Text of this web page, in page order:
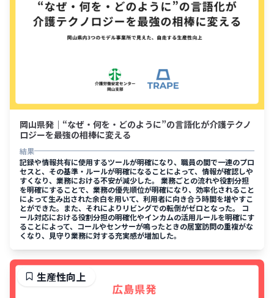
岡山県発｜“なぜ・何を・どのように”の言語化が介護テクノ
ロジーを最強の相棒に変える
結果
記録や情報共有に使用するツールが明確になり、職員の間で一連のプロ
セスと、その基準・ルールが明確になることによって、情報が確認しや
すくなり、業務における不安が減少した。 業務ごとの流れや役割分担
を明確にすることで、業務の優先順位が明確になり、効率化されること
によって生み出された余白を用いて、利用者に向き合う時間を増やすこ
とができた。また、それによりリビングでの転倒がゼロとなった。 コ
ール対応における役割分担の明確化やインカムの活用ルールを明確にす
ることによって、コールやセンサーが鳴ったときの居室訪問の重複がな
くなり、見守り業務に対する充実感が増加した。
生産性向上